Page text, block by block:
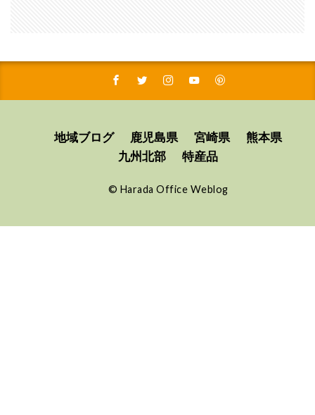
地域ブログ 鹿児島県 宮崎県
熊本県
九州北部
特産品
© Harada Office Weblog